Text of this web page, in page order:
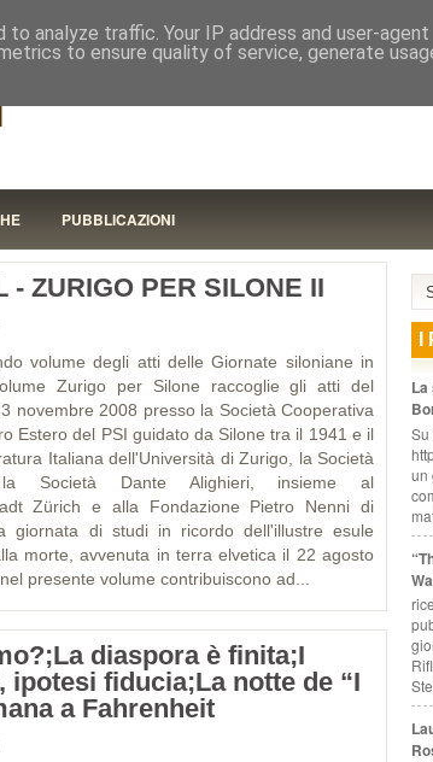
RISTORANTE
PUBBLICAZIONI
ZURIGO PER SILONE II
volume degli atti delle Giornate siloniane in
Zurigo per Silone raccoglie gli atti del
novembre 2008 presso la Società Cooperativa
Estero del PSI guidato da Silone tra il 1941 e il
Italiana dell'Università di Zurigo, la Società
Società Dante Alighieri, insieme al
Zürich e alla Fondazione Pietro Nenni di
giornata di studi in ricordo dell'illustre esule
morte, avvenuta in terra elvetica il 22 agosto
presente volume contribuiscono ad...
diaspora è finita;I
ipotesi fiducia;La notte de “I
a Fahrenheit
Su
un
analyze traffic. Your IP address and user-agent
to ensure quality of service, generate